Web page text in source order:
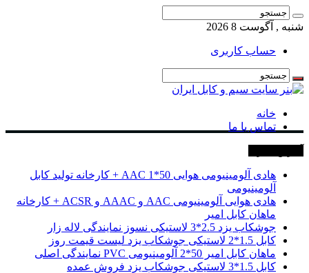
شنبه , آگوست 8 2026
حساب کاربری
خانه
تماس با ما
هادی آلومینیومی هوایی 50*1 AAC + کارخانه تولید کابل
آلومینیومی
هادی هوایی آلومینیومی AAC و AAAC و ACSR + کارخانه
ماهان کابل امیر
جوشکاب یزد 2.5*3 لاستیکی نسوز نمایندگی لاله زار
کابل 1.5*2 لاستیکی جوشکاب یزد لیست قیمت روز
ماهان کابل امیر 50*2 آلومینیومی PVC نمایندگی اصلی
کابل 1.5*3 لاستیکی جوشکاب یزد فروش عمده